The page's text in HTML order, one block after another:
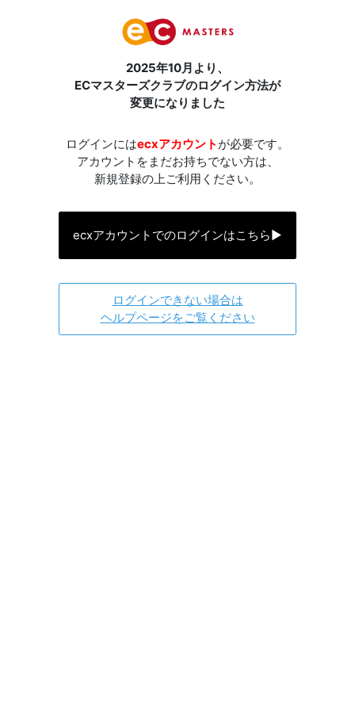
2025年10月より、
ECマスターズクラブのログイン方法が
変更になりました
ログインにはecxアカウント が必要です。
アカウントをまだお持ちでない方は、
新規登録の上ご利用ください。
ecxアカウントでのログインはこちら▶
ログインできない場合は
ヘルプページをご覧ください